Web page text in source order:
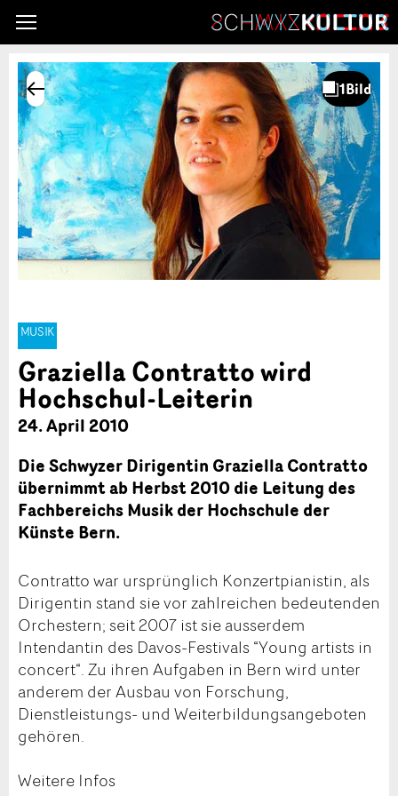
MUSIK
Graziella Contratto wird
Hochschul-Leiterin
24. April 2010
Die Schwyzer Dirigentin Graziella Contratto
übernimmt ab Herbst 2010 die Leitung des
Fachbereichs Musik der Hochschule der
Künste Bern.
Contratto war ursprünglich Konzertpianistin, als
Dirigentin stand sie vor zahlreichen bedeutenden
Orchestern; seit 2007 ist sie ausserdem
Intendantin des Davos-Festivals “Young artists in
concert“. Zu ihren Aufgaben in Bern wird unter
anderem der Ausbau von Forschung,
Dienstleistungs- und Weiterbildungsangeboten
gehören.
Weitere Infos